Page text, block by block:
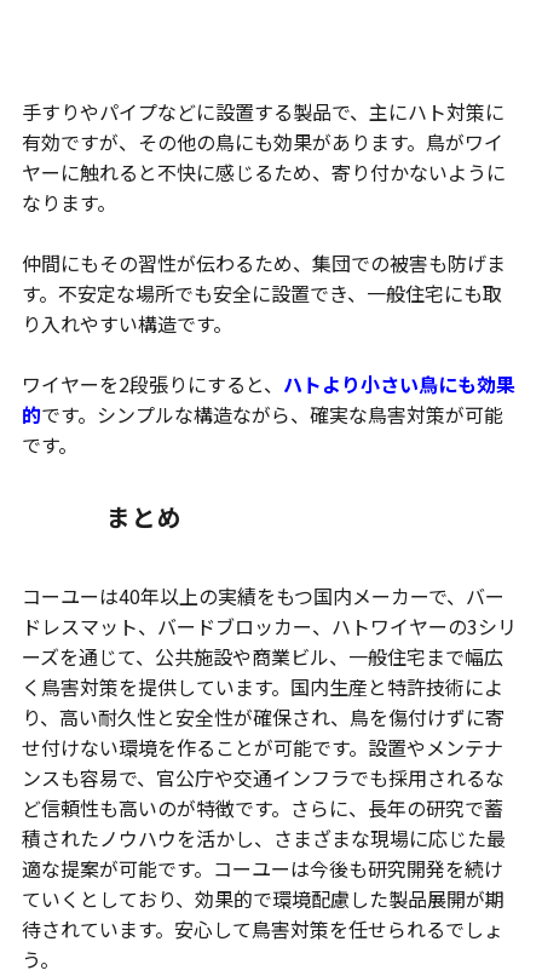
手すりやパイプなどに設置する製品で、主にハト対策に
有効ですが、その他の鳥にも効果があります。鳥がワイ
ヤーに触れると不快に感じるため、寄り付かないように
なります。
仲間にもその習性が伝わるため、集団での被害も防げま
す。不安定な場所でも安全に設置でき、一般住宅にも取
り入れやすい構造です。
ワイヤーを2段張りにすると、 ハトより小さい鳥にも効果
的です。シンプルな構造ながら、確実な鳥害対策が可能
です。
まとめ
コーユーは40年以上の実績をもつ国内メーカーで、バー
ドレスマット、バードブロッカー、ハトワイヤーの3シリ
ーズを通じて、公共施設や商業ビル、一般住宅まで幅広
く鳥害対策を提供しています。国内生産と特許技術によ
り、高い耐久性と安全性が確保され、鳥を傷付けずに寄
せ付けない環境を作ることが可能です。設置やメンテナ
ンスも容易で、官公庁や交通インフラでも採用されるな
ど信頼性も高いのが特徴です。さらに、長年の研究で蓄
積されたノウハウを活かし、さまざまな現場に応じた最
適な提案が可能です。コーユーは今後も研究開発を続け
ていくとしており、効果的で環境配慮した製品展開が期
待されています。安心して鳥害対策を任せられるでしょ
う。